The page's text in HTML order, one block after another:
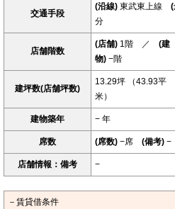
交通手段
(沿線) 東武東上線 (
分
店舗階数
(店舗) 1階 ／ (建
物) −階
建坪数(店舗坪数)
13.29坪 （43.93平
米）
建物築年 − 年
席数 (席数) −席 (備考) −
店舗情報：備考 −
－賃貸借条件